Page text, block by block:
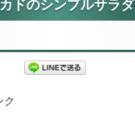
ドのシンプルサラダ
ク